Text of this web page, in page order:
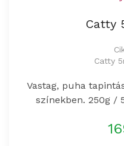
Catty
Catty
Vastag, puha
színekben. 250g /